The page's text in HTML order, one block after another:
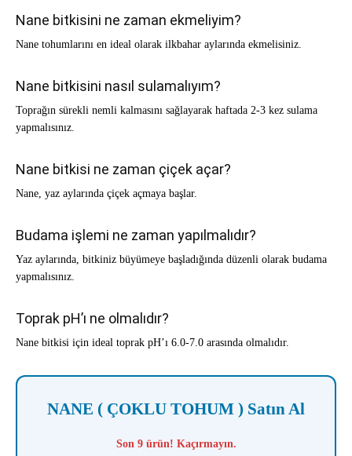
Nane bitkisini ne zaman ekmeliyim?
Nane tohumlarını en ideal olarak ilkbahar aylarında ekmelisiniz.
Nane bitkisini nasıl sulamalıyım?
Toprağın sürekli nemli kalmasını sağlayarak haftada 2-3 kez sulama
yapmalısınız.
Nane bitkisi ne zaman çiçek açar?
Nane, yaz aylarında çiçek açmaya başlar.
Budama işlemi ne zaman yapılmalıdır?
Yaz aylarında, bitkiniz büyümeye başladığında düzenli olarak budama
yapmalısınız.
Toprak pH’ı ne olmalıdır?
Nane bitkisi için ideal toprak pH’ı 6.0-7.0 arasında olmalıdır.
NANE ( ÇOKLU TOHUM ) Satın Al
Son 9 ürün! Kaçırmayın.